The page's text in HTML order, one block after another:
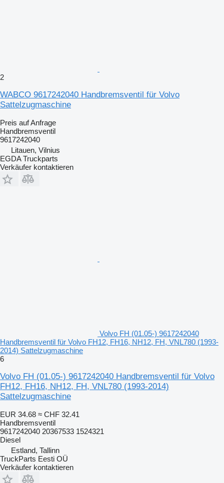
2
WABCO 9617242040 Handbremsventil für Volvo
Sattelzugmaschine
Preis auf Anfrage
Handbremsventil
9617242040
Litauen, Vilnius
EGDA Truckparts
Verkäufer kontaktieren
Volvo FH (01.05-) 9617242040
Handbremsventil für Volvo FH12, FH16, NH12, FH, VNL780 (1993-
2014) Sattelzugmaschine
6
Volvo FH (01.05-) 9617242040 Handbremsventil für Volvo
FH12, FH16, NH12, FH, VNL780 (1993-2014)
Sattelzugmaschine
EUR 34.68 ≈ CHF 32.41
Handbremsventil
9617242040 20367533 1524321
Diesel
Estland, Tallinn
TruckParts Eesti OÜ
Verkäufer kontaktieren